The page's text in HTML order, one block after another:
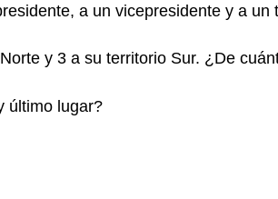
a un vicepresidente y a un
y 3 a su territorio Sur. ¿De
último lugar?